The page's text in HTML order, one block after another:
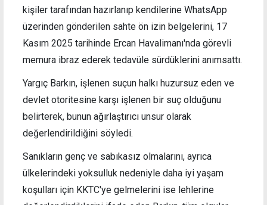
kişiler tarafından hazırlanıp kendilerine WhatsApp
üzerinden gönderilen sahte ön izin belgelerini, 17
Kasım 2025 tarihinde Ercan Havalimanı'nda görevli
memura ibraz ederek tedavüle sürdüklerini anımsattı.
Yargıç Barkın, işlenen suçun halkı huzursuz eden ve
devlet otoritesine karşı işlenen bir suç olduğunu
belirterek, bunun ağırlaştırıcı unsur olarak
değerlendirildiğini söyledi.
Sanıkların genç ve sabıkasız olmalarını, ayrıca
ülkelerindeki yoksulluk nedeniyle daha iyi yaşam
koşulları için KKTC'ye gelmelerini ise lehlerine